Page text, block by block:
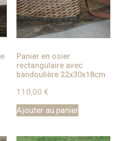
Panier en osier
rectangulaire avec
bandoulière 22x30x18cm
110,00 €
Ajouter au panier